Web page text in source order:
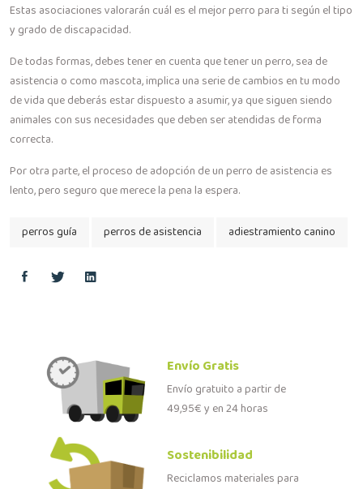
Estas asociaciones valorarán cuál es el mejor perro para ti según el tipo
y grado de discapacidad.
De todas formas, debes tener en cuenta que tener un perro, sea de
asistencia o como mascota, implica una serie de cambios en tu modo
de vida que deberás estar dispuesto a asumir, ya que siguen siendo
animales con sus necesidades que deben ser atendidas de forma
correcta.
Por otra parte, el proceso de adopción de un perro de asistencia es
lento, pero seguro que merece la pena la espera.
perros guía perros de asistencia adiestramiento canino
Envío Gratis
Envío gratuito a partir de
49,95€ y en 24 horas
Sostenibilidad
Reciclamos materiales para